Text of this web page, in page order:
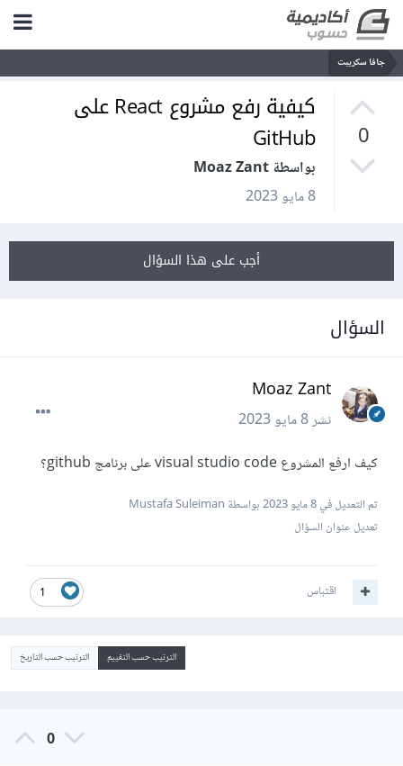
جافا سكريبت
0
كيفية رفع مشروع React على
GitHub
بواسطة Moaz Zant
8 مايو 2023
أجب على هذا السؤال
السؤال
Moaz Zant
نشر8 مايو 2023
كيف ارفع المشروع visual studio code على برنامج github؟
تم التعديل في8 مايو 2023
بواسطة Mustafa Suleiman
تعديل عنوان السؤال
1 اقتباس
الترتيب حسب التقييم الترتيب حسب التاريخ
0